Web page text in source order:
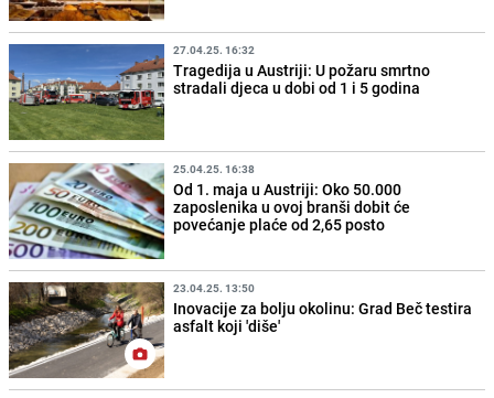
27.04.25. 16:32
Tragedija u Austriji: U požaru smrtno
stradali djeca u dobi od 1 i 5 godina
25.04.25. 16:38
Od 1. maja u Austriji: Oko 50.000
zaposlenika u ovoj branši dobit će
povećanje plaće od 2,65 posto
23.04.25. 13:50
Inovacije za bolju okolinu: Grad Beč testira
asfalt koji 'diše'